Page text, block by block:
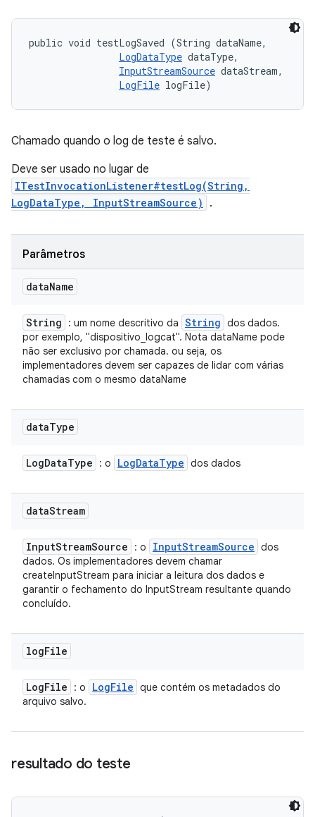
public void testLogSaved (String dataName,
LogDataType dataType,
InputStreamSource dataStream,
LogFile logFile)
Chamado quando o log de teste é salvo.
Deve ser usado no lugar de
ITestInvocationListener#testLog(String,
LogDataType, InputStreamSource)
.
Parâmetros
dataName
String : um nome descritivo da String dos dados.
por exemplo, "dispositivo_logcat". Nota dataName pode
não ser exclusivo por chamada. ou seja, os
implementadores devem ser capazes de lidar com várias
chamadas com o mesmo dataName
dataType
LogDataType : o LogDataType dos dados
dataStream
InputStreamSource : o InputStreamSource dos
dados. Os implementadores devem chamar
createInputStream para iniciar a leitura dos dados e
garantir o fechamento do InputStream resultante quando
concluído.
logFile
LogFile : o LogFile que contém os metadados do
arquivo salvo.
resultado do teste